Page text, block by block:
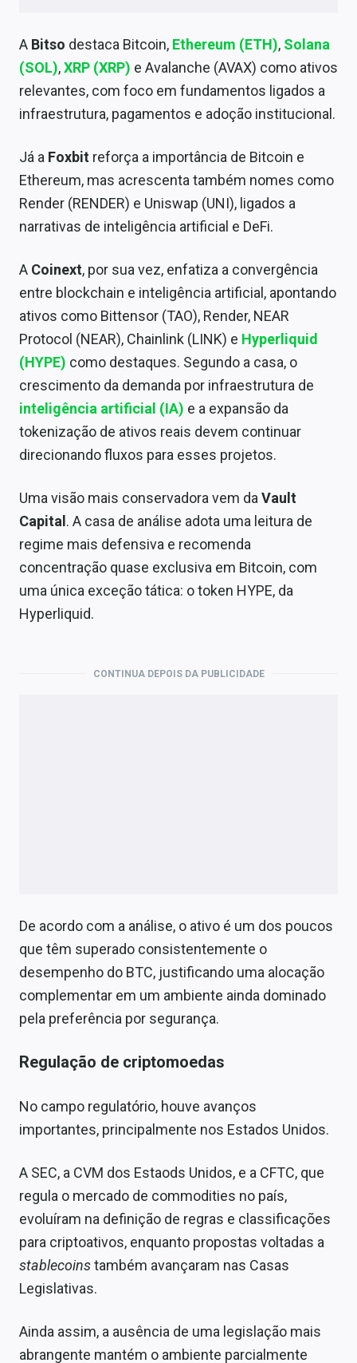
A Bitso destaca Bitcoin, Ethereum (ETH), Solana
(SOL),XRP (XRP) e Avalanche (AVAX) como ativos
relevantes, com foco em fundamentos ligados a
infraestrutura, pagamentos e adoção institucional.
Já a Foxbit reforça a importância de Bitcoin e
Ethereum, mas acrescenta também nomes como
Render (RENDER) e Uniswap (UNI), ligados a
narrativas de inteligência artificial e DeFi.
A Coinext, por sua vez, enfatiza a convergência
entre blockchain e inteligência artificial, apontando
ativos como Bittensor (TAO), Render, NEAR
Protocol (NEAR), Chainlink (LINK) e Hyperliquid
(HYPE) como destaques. Segundo a casa, o
crescimento da demanda por infraestrutura de
inteligência artificial (IA) e a expansão da
tokenização de ativos reais devem continuar
direcionando fluxos para esses projetos.
Uma visão mais conservadora vem da Vault
Capital . A casa de análise adota uma leitura de
regime mais defensiva e recomenda
concentração quase exclusiva em Bitcoin, com
uma única exceção tática: o token HYPE, da
Hyperliquid.
CONTINUA DEPOIS DA PUBLICIDADE
De acordo com a análise, o ativo é um dos poucos
que têm superado consistentemente o
desempenho do BTC, justificando uma alocação
complementar em um ambiente ainda dominado
pela preferência por segurança.
Regulação de criptomoedas
No campo regulatório, houve avanços
importantes, principalmente nos Estados Unidos.
A SEC, a CVM dos Estaods Unidos, e a CFTC, que
regula o mercado de commodities no país,
evoluíram na definição de regras e classificações
para criptoativos, enquanto propostas voltadas a
stablecoinstambém avançaram nas Casas
Legislativas.
Ainda assim, a ausência de uma legislação mais
abrangente mantém o ambiente parcialmente